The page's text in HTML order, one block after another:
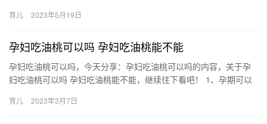
育儿 2023年5月19日
孕妇吃油桃可以吗 孕妇吃油桃能不能
孕妇吃油桃可以吗，今天分享：孕妇吃油桃可以吗的内容，关于孕
妇吃油桃可以吗 孕妇吃油桃能不能，继续往下看吧！ 1、孕期可以
吃…
育儿 2023年3月7日